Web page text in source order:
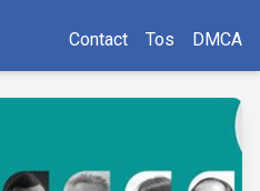
Contact Tos DMCA